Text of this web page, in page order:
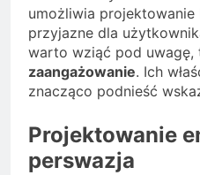
umożliwia
przyjazne dla
warto wziąć pod uwagę,
zaangażowanie. Ich
znacząco podnieść
Projektowanie
perswazja